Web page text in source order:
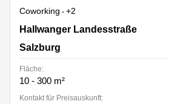
Coworking
+2
Hallwanger Landesstraße 6, Salzburg
Hallwanger Landesstraße
Salzburg
Fläche:
10 - 300 m²
Kontakt für Preisauskunft: